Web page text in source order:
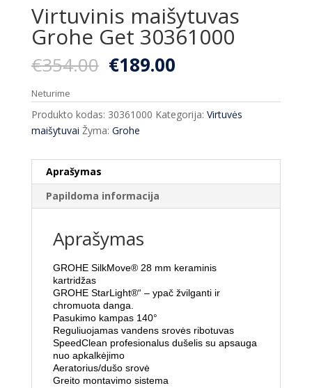
Virtuvinis maišytuvas
Grohe Get 30361000
€354.00 Original
price
was:
€354.00.
€189.00Current
is:
€189.00.
Neturime
Produkto kodas: 30361000 Kategorija: Virtuvės
maišytuvai Žyma: Grohe
Aprašymas
Papildoma informacija
Aprašymas
GROHE SilkMove® 28 mm keraminis
kartridžas
GROHE StarLight®“ – ypač žvilganti ir
chromuota danga.
Pasukimo kampas 140°
Reguliuojamas vandens srovės ribotuvas
SpeedClean profesionalus dušelis su apsauga
nuo apkalkėjimo
Aeratorius/dušo srovė
Greito montavimo sistema